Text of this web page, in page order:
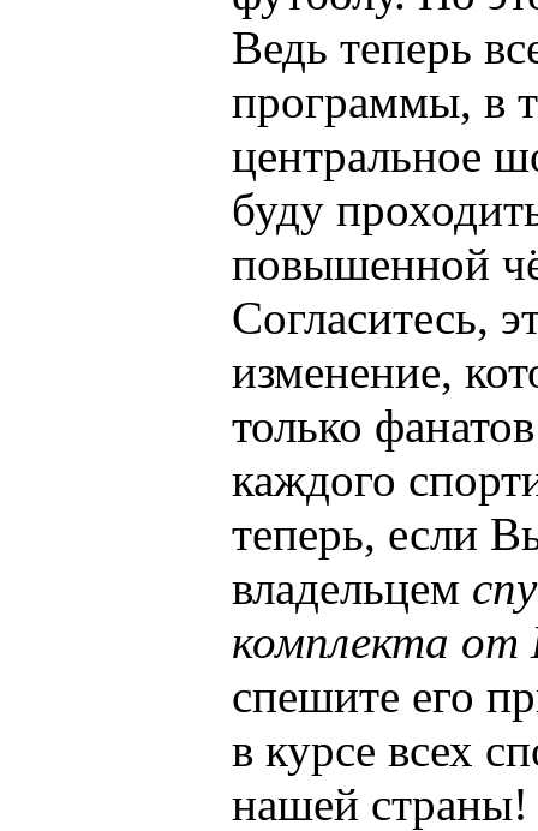
Ведь теперь
программы, в
центральное
буду
повышенной
Согласитесь,
изменение,
только
каждого
теперь, если
владельцем
комплекта
спешите его
в курсе всех
нашей страны!